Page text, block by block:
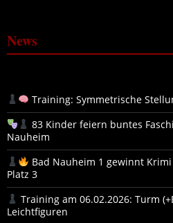
News
Training: Symmetrische
83 Kinder feiern buntes
Nauheim
Bad Nauheim 1 gewinnt
Platz 3
Training am 06.02.2026: Turm
Leichtfiguren